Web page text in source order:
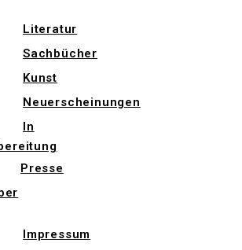
Literatur
Sachbücher
Kunst
Neuerscheinungen
In
Presse
Impressum